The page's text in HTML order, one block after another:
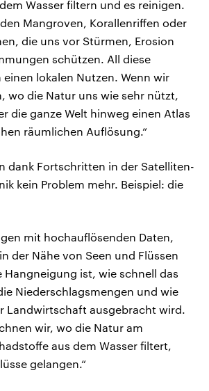
Wasser filtern und es reinigen.
Mangroven, Korallenriffen oder
die uns vor Stürmen, Erosion
schützen. All diese
lokalen Nutzen. Wenn wir
wo die Natur uns wie sehr nützt,
die ganze Welt hinweg einen Atlas
räumlichen Auflösung.“
dank Fortschritten in der Satelliten-
kein Problem mehr. Beispiel: die
mit hochauflösenden Daten,
der Nähe von Seen und Flüssen
Hangneigung ist, wie schnell das
Niederschlagsmengen und wie
Landwirtschaft ausgebracht wird.
wir, wo die Natur am
aus dem Wasser filtert,
gelangen.“